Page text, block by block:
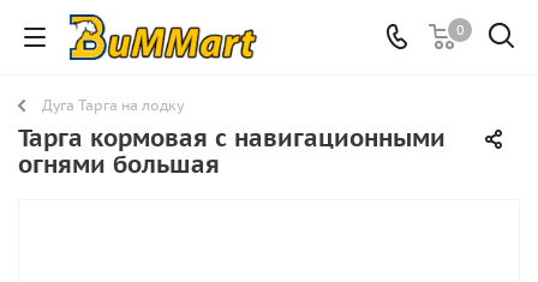
0
Дуга Тарга на лодку
Тарга кормовая с навигационными
огнями большая